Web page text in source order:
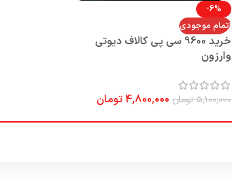
-6%
اتمام موجودی
خرید 9600 سی پی کالاف دیوتی
وارزون
5,100,000تومان 4,800,000تومان